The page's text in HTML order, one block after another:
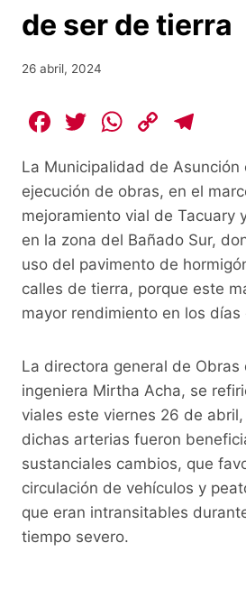
de ser de tierra
26 abril, 2024
F
c
e
b
o
o
k
T
itt
er
W
at
s
A
p
p
C
p
y
Li
n
k
e
gr
a
m
La Municipalidad de Asunción
ejecución de obras, en el
mejoramiento vial de Tacuary
en la zona del Bañado Sur,
uso del pavimento de
calles de tierra, porque este
mayor rendimiento en los
La directora general de Obras
ingeniera Mirtha Acha, se
viales este viernes 26 de
dichas arterias fueron
sustanciales cambios, que
circulación de vehículos y
que eran intransitables
tiempo severo.